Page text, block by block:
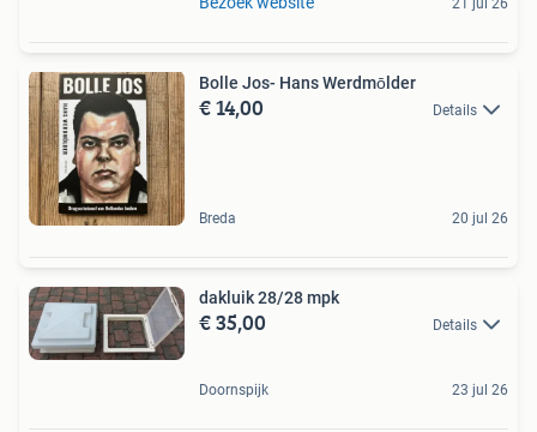
Bolle Jos- Hans Werdmōlder
€ 14,00 Details
Breda 20 jul 26
dakluik 28/28 mpk
€ 35,00 Details
Doornspijk 23 jul 26